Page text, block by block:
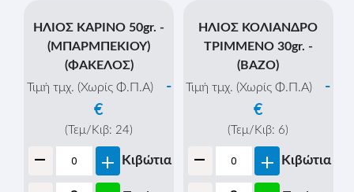
- + Κιβώτια
- + Τεμάχια - + Κιβώτια
- +